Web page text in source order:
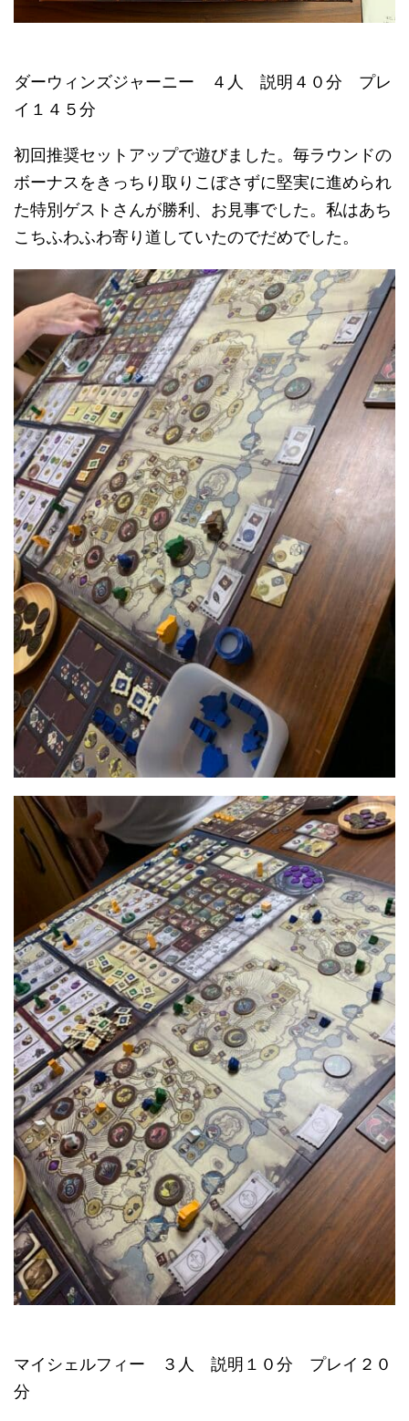
ダーウィンズジャーニー ４人 説明４０分 プレ
イ１４５分
初回推奨セットアップで遊びました。毎ラウンドの
ボーナスをきっちり取りこぼさずに堅実に進められ
た特別ゲストさんが勝利、お見事でした。私はあち
こちふわふわ寄り道していたのでだめでした。
マイシェルフィー ３人 説明１０分 プレイ２０
分